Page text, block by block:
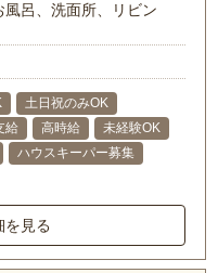
呂、洗面所、リビン
土日祝のみOK
給 高時給
未経験OK
ハウスキーパー募集
を見る